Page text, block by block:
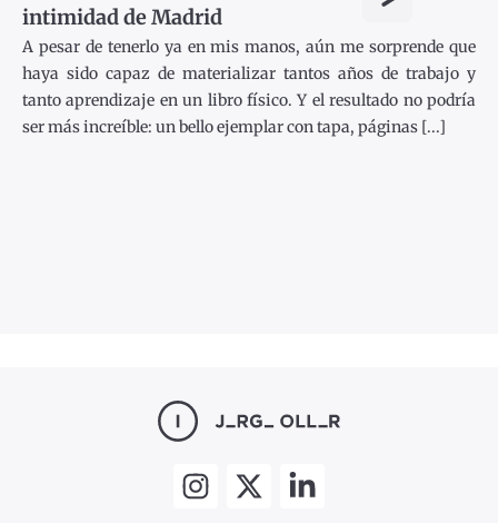
intimidad de Madrid
A pesar de tenerlo ya en mis manos, aún me sorprende que
haya sido capaz de materializar tantos años de trabajo y
tanto aprendizaje en un libro físico. Y el resultado no podría
ser más increíble: un bello ejemplar con tapa, páginas [...]